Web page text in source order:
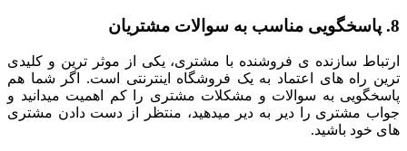
8. پاسخگویی مناسب به سوالات مشتریان
ارتباط سازنده ی فروشنده با مشتری، یکی از موثر ترین و کلیدی
ترین راه های اعتماد به یک فروشگاه اینترنتی است. اگر شما هم
پاسخگویی به سوالات و مشکلات مشتری را کم اهمیت میدانید و
جواب مشتری را دیر به دیر میدهید، منتظر از دست دادن مشتری
های خود باشید.